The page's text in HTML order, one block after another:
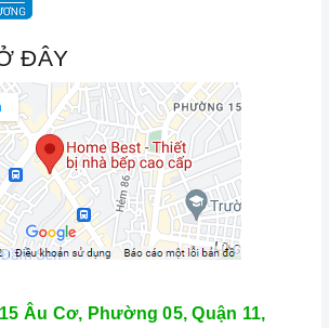
ĐÂY
Âu Cơ, Phường 05, Quận 11,